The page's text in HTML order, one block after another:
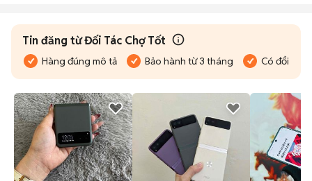
Tin đăng từ Đối Tác Chợ Tốt
Hàng đúng mô tả Bảo hành từ 3 tháng Có đổi trả